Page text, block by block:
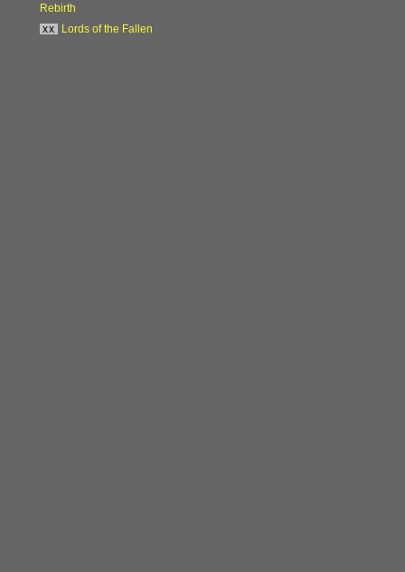
Rebirth
xx
Lords of the Fallen